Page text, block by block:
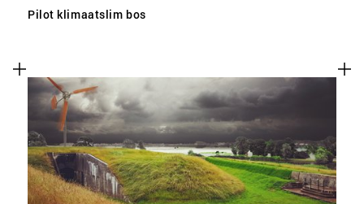
Pilot klimaatslim bos